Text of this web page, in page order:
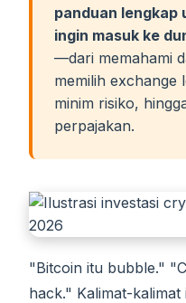
panduan lengkap
ingin masuk ke
—dari memahami
memilih exchange
minim risiko,
perpajakan.
"Bitcoin itu bubble."
hack." Kalimat-